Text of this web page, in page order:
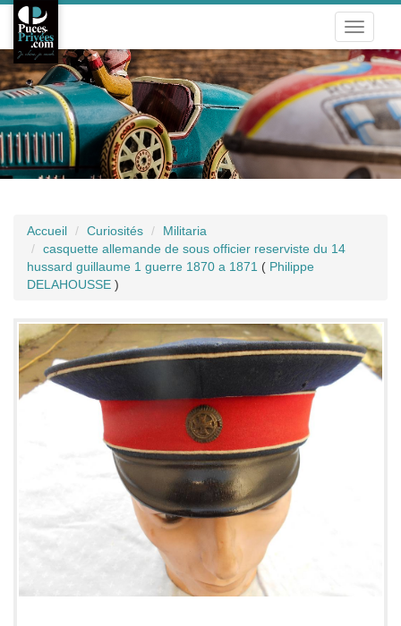
Toggle
Accueil Curiosités
Militaria
casquette allemande de sous officier reserviste du 14
hussard guillaume 1 guerre 1870 a 1871 ( Philippe
DELAHOUSSE )